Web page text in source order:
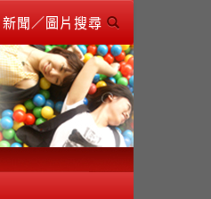
新聞／圖片搜尋